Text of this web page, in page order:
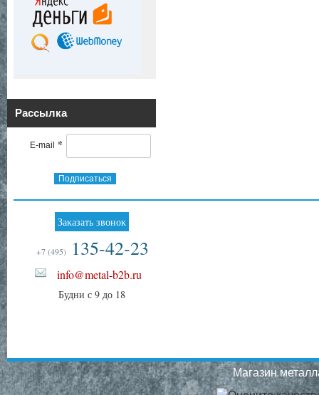
Рассылка
E-mail *
Подписаться
Заказать звонок
+7 (495) 135-42-23
info@metal-b2b.ru
Будни с 9 до 18
Магазин